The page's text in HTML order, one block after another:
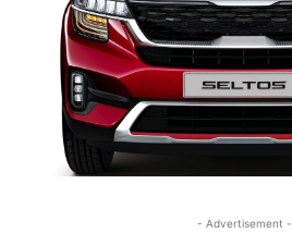
- Advertisement -